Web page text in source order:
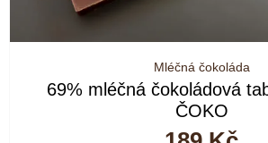
Mléčná čokoláda
69% mléčná čokoládová
ČOKO